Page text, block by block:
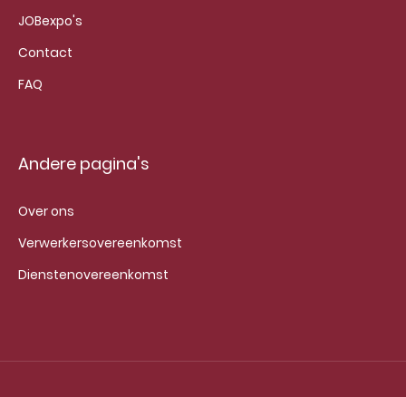
JOBexpo's
Contact
FAQ
Andere pagina's
Over ons
Verwerkersovereenkomst
Dienstenovereenkomst